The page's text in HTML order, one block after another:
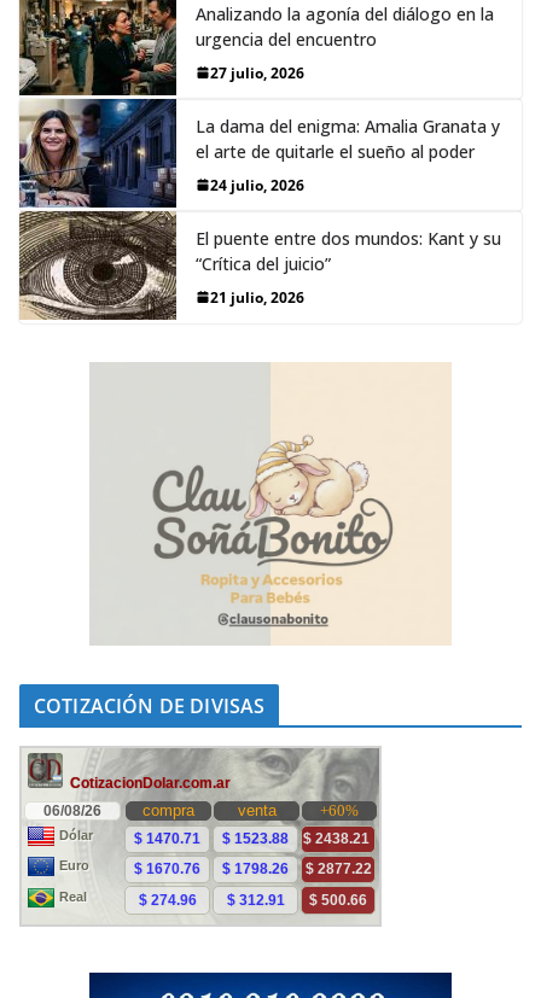
Analizando la agonía del diálogo en la
urgencia del encuentro
27 julio, 2026
La dama del enigma: Amalia Granata y
el arte de quitarle el sueño al poder
24 julio, 2026
El puente entre dos mundos: Kant y su
“Crítica del juicio”
21 julio, 2026
COTIZACIÓN DE DIVISAS